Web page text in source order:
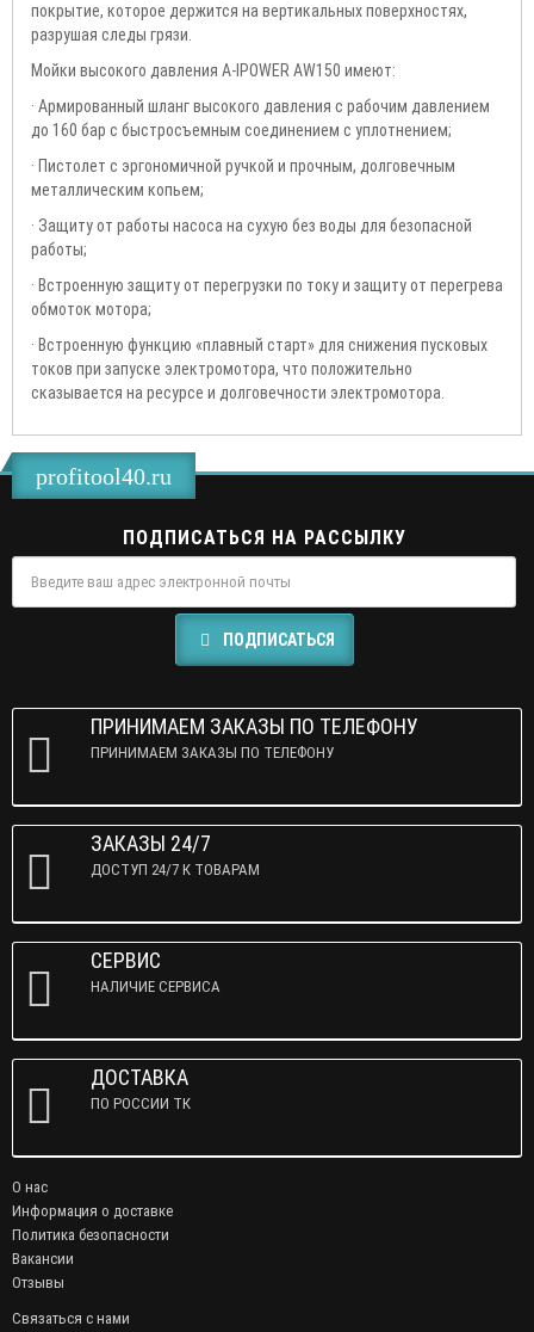
покрытие, которое держится на вертикальных поверхностях,
разрушая следы грязи.
Мойки высокого давления A-IPOWER AW150 имеют:
· Армированный шланг высокого давления с рабочим давлением
до 160 бар с быстросъемным соединением с уплотнением;
· Пистолет с эргономичной ручкой и прочным, долговечным
металлическим копьем;
· Защиту от работы насоса на сухую без воды для безопасной
работы;
· Встроенную защиту от перегрузки по току и защиту от перегрева
обмоток мотора;
· Встроенную функцию «плавный старт» для снижения пусковых
токов при запуске электромотора, что положительно
сказывается на ресурсе и долговечности электромотора.
profitool40.ru
ПОДПИСАТЬСЯ НА РАССЫЛКУ
ПОДПИСАТЬСЯ
ПРИНИМАЕМ ЗАКАЗЫ ПО ТЕЛЕФОНУ
ПРИНИМАЕМ ЗАКАЗЫ ПО ТЕЛЕФОНУ
ЗАКАЗЫ 24/7
ДОСТУП 24/7 К ТОВАРАМ
СЕРВИС
НАЛИЧИЕ СЕРВИСА
ДОСТАВКА
ПО РОССИИ ТК
О нас
Информация о доставке
Политика безопасности
Вакансии
Отзывы
Связаться с нами